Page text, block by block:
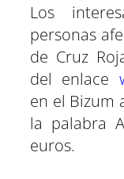
Los
personas
de Cruz
del enlace
en el Bizum
la palabra
euros.